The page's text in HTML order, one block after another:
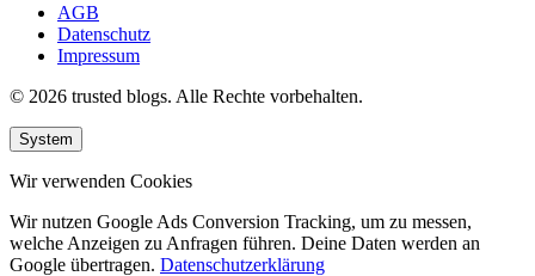
AGB
Datenschutz
Impressum
© 2026 trusted blogs. Alle Rechte vorbehalten.
System
Wir verwenden Cookies
Wir nutzen Google Ads Conversion Tracking, um zu messen,
welche Anzeigen zu Anfragen führen. Deine Daten werden an
Google übertragen. Datenschutzerklärung